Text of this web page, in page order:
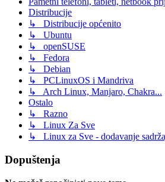
Distribucije
↳ Distribucije općenito
↳ Ubuntu
↳ openSUSE
↳ Fedora
↳ Debian
↳ PCLinuxOS i Mandriva
↳ Arch Linux, Manjaro, Chakra...
Ostalo
↳ Razno
↳ Linux Za Sve
↳ Linux za Sve - dodavanje
Dopuštenja